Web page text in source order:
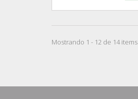
Mostrando 1 - 12 de 14 items